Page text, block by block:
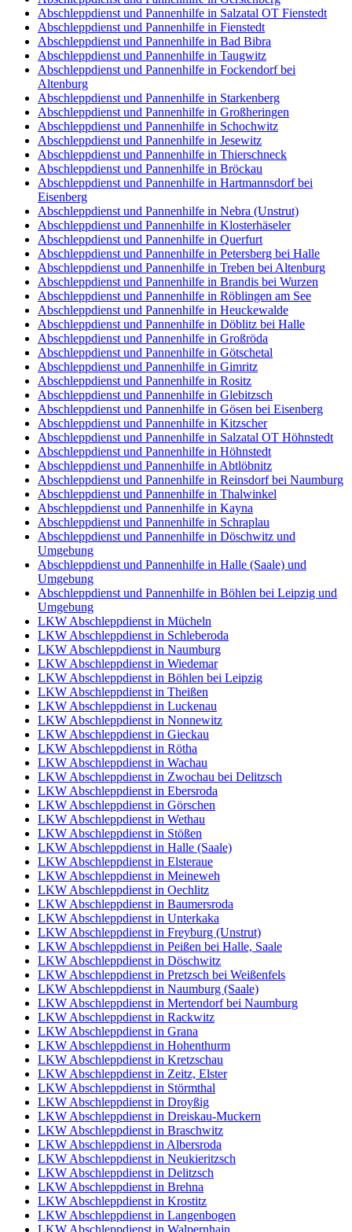
Abschleppdienst und Pannenhilfe in Salzatal OT Fienstedt
Abschleppdienst und Pannenhilfe in Fienstedt
Abschleppdienst und Pannenhilfe in Bad Bibra
Abschleppdienst und Pannenhilfe in Taugwitz
Abschleppdienst und Pannenhilfe in Fockendorf bei
Altenburg
Abschleppdienst und Pannenhilfe in Starkenberg
Abschleppdienst und Pannenhilfe in Großheringen
Abschleppdienst und Pannenhilfe in Schochwitz
Abschleppdienst und Pannenhilfe in Jesewitz
Abschleppdienst und Pannenhilfe in Thierschneck
Abschleppdienst und Pannenhilfe in Bröckau
Abschleppdienst und Pannenhilfe in Hartmannsdorf bei
Eisenberg
Abschleppdienst und Pannenhilfe in Nebra (Unstrut)
Abschleppdienst und Pannenhilfe in Klosterhäseler
Abschleppdienst und Pannenhilfe in Querfurt
Abschleppdienst und Pannenhilfe in Petersberg bei Halle
Abschleppdienst und Pannenhilfe in Treben bei Altenburg
Abschleppdienst und Pannenhilfe in Brandis bei Wurzen
Abschleppdienst und Pannenhilfe in Röblingen am See
Abschleppdienst und Pannenhilfe in Heuckewalde
Abschleppdienst und Pannenhilfe in Döblitz bei Halle
Abschleppdienst und Pannenhilfe in Großröda
Abschleppdienst und Pannenhilfe in Götschetal
Abschleppdienst und Pannenhilfe in Gimritz
Abschleppdienst und Pannenhilfe in Rositz
Abschleppdienst und Pannenhilfe in Glebitzsch
Abschleppdienst und Pannenhilfe in Gösen bei Eisenberg
Abschleppdienst und Pannenhilfe in Kitzscher
Abschleppdienst und Pannenhilfe in Salzatal OT Höhnstedt
Abschleppdienst und Pannenhilfe in Höhnstedt
Abschleppdienst und Pannenhilfe in Abtlöbnitz
Abschleppdienst und Pannenhilfe in Reinsdorf bei Naumburg
Abschleppdienst und Pannenhilfe in Thalwinkel
Abschleppdienst und Pannenhilfe in Kayna
Abschleppdienst und Pannenhilfe in Schraplau
Abschleppdienst und Pannenhilfe in Döschwitz und
Umgebung
Abschleppdienst und Pannenhilfe in Halle (Saale) und
Umgebung
Abschleppdienst und Pannenhilfe in Böhlen bei Leipzig und
Umgebung
LKW Abschleppdienst in Mücheln
LKW Abschleppdienst in Schleberoda
LKW Abschleppdienst in Naumburg
LKW Abschleppdienst in Wiedemar
LKW Abschleppdienst in Böhlen bei Leipzig
LKW Abschleppdienst in Theißen
LKW Abschleppdienst in Luckenau
LKW Abschleppdienst in Nonnewitz
LKW Abschleppdienst in Gieckau
LKW Abschleppdienst in Rötha
LKW Abschleppdienst in Wachau
LKW Abschleppdienst in Zwochau bei Delitzsch
LKW Abschleppdienst in Ebersroda
LKW Abschleppdienst in Görschen
LKW Abschleppdienst in Wethau
LKW Abschleppdienst in Stößen
LKW Abschleppdienst in Halle (Saale)
LKW Abschleppdienst in Elsteraue
LKW Abschleppdienst in Meineweh
LKW Abschleppdienst in Oechlitz
LKW Abschleppdienst in Baumersroda
LKW Abschleppdienst in Unterkaka
LKW Abschleppdienst in Freyburg (Unstrut)
LKW Abschleppdienst in Peißen bei Halle, Saale
LKW Abschleppdienst in Döschwitz
LKW Abschleppdienst in Pretzsch bei Weißenfels
LKW Abschleppdienst in Naumburg (Saale)
LKW Abschleppdienst in Mertendorf bei Naumburg
LKW Abschleppdienst in Rackwitz
LKW Abschleppdienst in Grana
LKW Abschleppdienst in Hohenthurm
LKW Abschleppdienst in Kretzschau
LKW Abschleppdienst in Zeitz, Elster
LKW Abschleppdienst in Störmthal
LKW Abschleppdienst in Droyßig
LKW Abschleppdienst in Dreiskau-Muckern
LKW Abschleppdienst in Braschwitz
LKW Abschleppdienst in Albersroda
LKW Abschleppdienst in Neukieritzsch
LKW Abschleppdienst in Delitzsch
LKW Abschleppdienst in Brehna
LKW Abschleppdienst in Krostitz
LKW Abschleppdienst in Langenbogen
LKW Abschleppdienst in Walpernhain